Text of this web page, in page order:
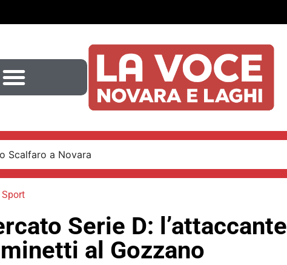
Scalfaro a Novara
Sport
Serie D: l’attaccante
al Gozzano